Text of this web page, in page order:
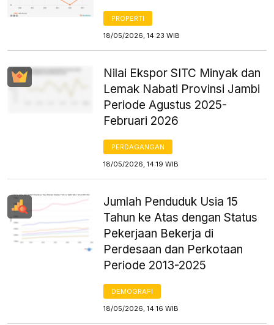
PROPERTI
18/05/2026, 14:23 WIB
Nilai Ekspor SITC Minyak dan
Lemak Nabati Provinsi Jambi
Periode Agustus 2025-
Februari 2026
PERDAGANGAN
18/05/2026, 14:19 WIB
Jumlah Penduduk Usia 15
Tahun ke Atas dengan Status
Pekerjaan Bekerja di
Perdesaan dan Perkotaan
Periode 2013-2025
DEMOGRAFI
18/05/2026, 14:16 WIB